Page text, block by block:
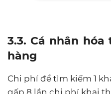
3.3. Cá nhân
hàng
Chi phí để tìm kiếm 1
gấp 8 lần chi phí khai